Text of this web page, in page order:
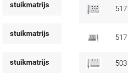
stuikmatrijs 517
stuikmatrijs 517
stuikmatrijs 503